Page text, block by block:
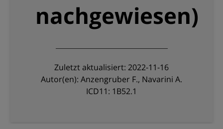
nachgewiesen)
Zuletzt aktualisiert: 2022-11-16
Autor(en): Anzengruber F., Navarini A.
ICD11: 1B52.1